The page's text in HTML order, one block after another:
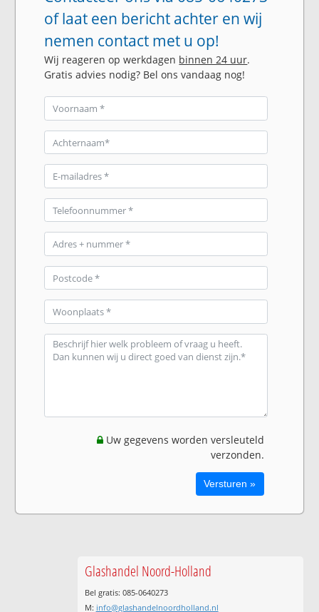
of laat een bericht achter en wij
nemen contact met u op!
Wij reageren op werkdagen binnen 24 uur.
Gratis advies nodig? Bel ons vandaag nog!
Uw gegevens worden versleuteld
verzonden.
Glashandel Noord-Holland
Bel gratis: 085-0640273
M: info@glashandelnoordholland.nl